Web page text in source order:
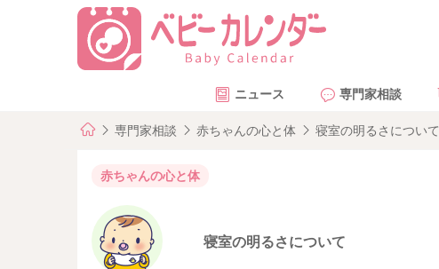
ニュース 専門家相談
専門家相談 赤ちゃんの心と体 寝室の明るさについて
赤ちゃんの心と体
寝室の明るさについて